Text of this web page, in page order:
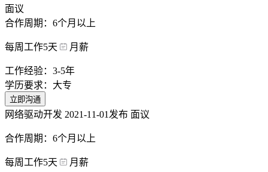
面议
合作周期：6个月以上
每周工作5天 月薪
工作经验：3-5年
学历要求：大专
立即沟通
网络驱动开发 2021-11-01发布 面议
合作周期：6个月以上
每周工作5天 月薪